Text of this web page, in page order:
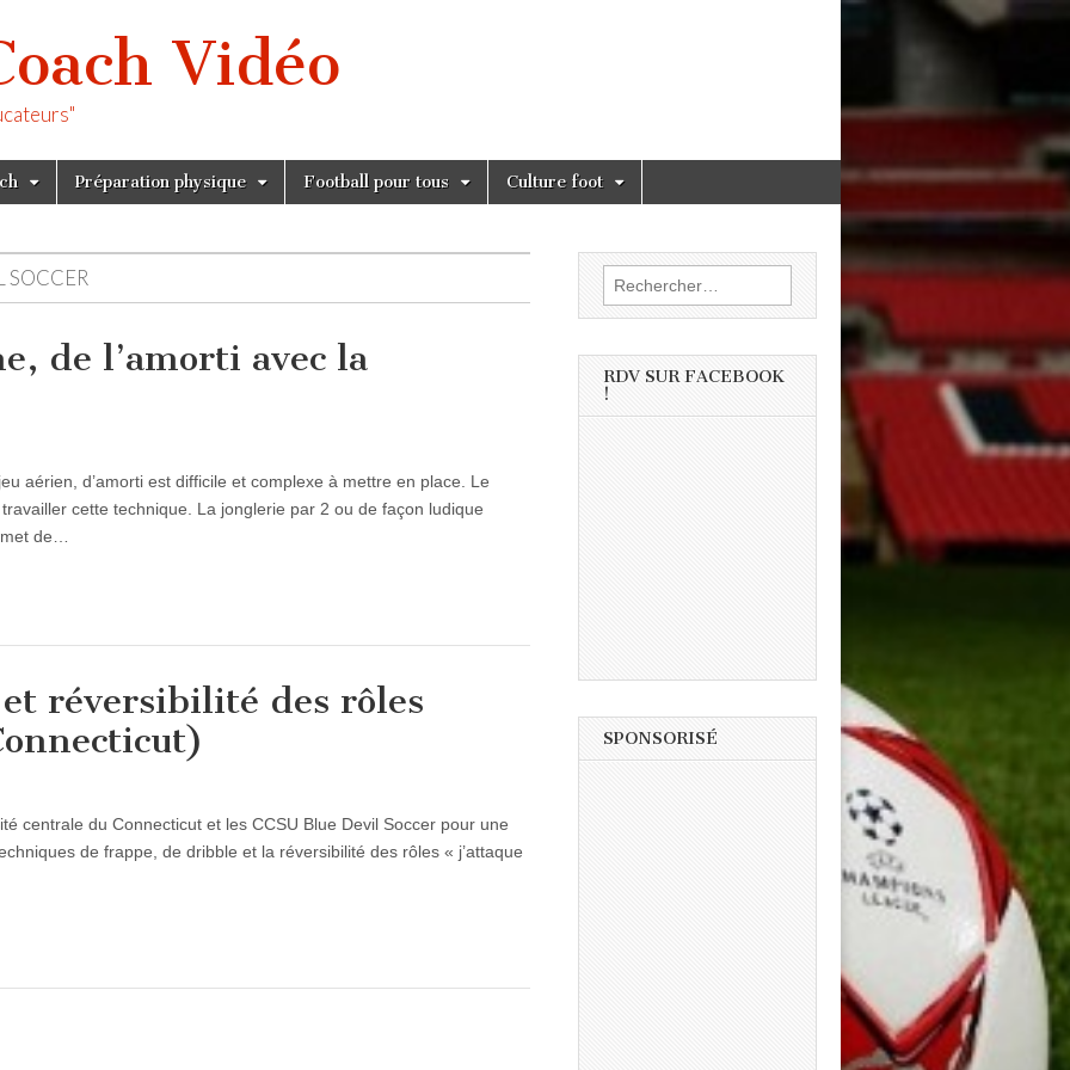
Vidéo
Préparation physique Football pour tous Culture foot
SOCCER
de l’amorti avec la
aérien, d’amorti est difficile et complexe à mettre en place. Le
cette technique. La jonglerie par 2 ou de façon ludique
de…
réversibilité des rôles
centrale du Connecticut et les CCSU Blue Devil Soccer pour une
de frappe, de dribble et la réversibilité des rôles « j’attaque
Rechercher :
RDV SUR FACEBOOK
!
SPONSORISÉ